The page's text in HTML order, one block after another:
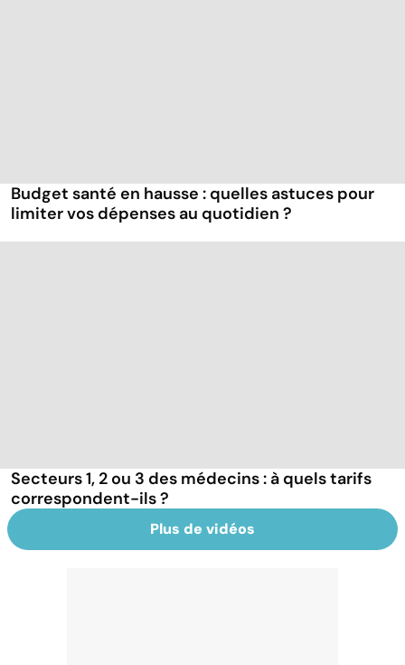
Budget santé en hausse : quelles astuces pour
limiter vos dépenses au quotidien ?
Secteurs 1, 2 ou 3 des médecins : à quels tarifs
correspondent-ils ?
Plus de vidéos